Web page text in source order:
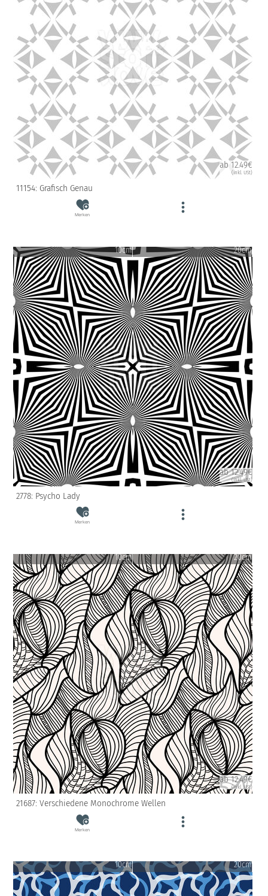
ab 12.49€
(inkl. USt)
11154: Grafisch Genau
Merken
10cm 20cm
ab 12.49€
(inkl. USt)
2778: Psycho Lady
Merken
10cm 20cm
ab 12.49€
(inkl. USt)
21687: Verschiedene Monochrome Wellen
Merken
10cm 20cm